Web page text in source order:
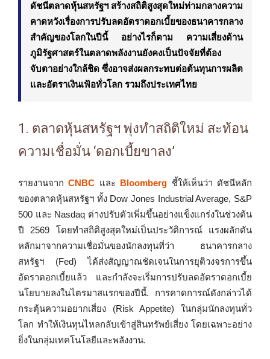
ดัชนีตลาดหุ้นสหรัฐฯ สร้างสถิติสูงสุดใหม่ท่ามกลางความ
คาดหวังเรื่องการปรับลดอัตราดอกเบี้ยของธนาคารกลาง
สำคัญของโลกในปีนี้ อย่างไรก็ตาม ความเสี่ยงด้าน
ภูมิรัฐศาสตร์ในตลาดพลังงานยังคงเป็นปัจจัยที่ต้อง
จับตาอย่างใกล้ชิด ซึ่งอาจส่งผลกระทบต่อต้นทุนการผลิต
และอัตราเงินเฟ้อทั่วโลก รวมถึงประเทศไทย
1. ตลาดหุ้นสหรัฐฯ พุ่งทำสถิติใหม่ สะท้อน
ความเชื่อมั่น ‘ดอกเบี้ยขาลง’
รายงานจากCNBC และ Bloomberg ชี้ให้เห็นว่า ดัชนีหลัก
ของตลาดหุ้นสหรัฐฯ ทั้ง Dow Jones Industrial Average, S&P
500 และ Nasdaq ต่างปรับตัวเพิ่มขึ้นอย่างแข็งแกร่งในช่วงต้น
ปี 2569 โดยทำสถิติสูงสุดใหม่เป็นประวัติการณ์ แรงผลักดัน
หลักมาจากความเชื่อมั่นของนักลงทุนที่ว่า ธนาคารกลาง
สหรัฐฯ (Fed) ได้ส่งสัญญาณชัดเจนในการยุติวงจรการขึ้น
อัตราดอกเบี้ยแล้ว และกำลังจะเริ่มการปรับลดอัตราดอกเบี้ย
นโยบายลงในไตรมาสแรกของปีนี้. การคาดการณ์ดังกล่าวได้
กระตุ้นความอยากเสี่ยง (Risk Appetite) ในกลุ่มนักลงทุนทั่ว
โลก ทำให้เงินทุนไหลกลับเข้าสู่สินทรัพย์เสี่ยง โดยเฉพาะอย่าง
ยิ่งในกลุ่มเทคโนโลยีและพลังงาน.